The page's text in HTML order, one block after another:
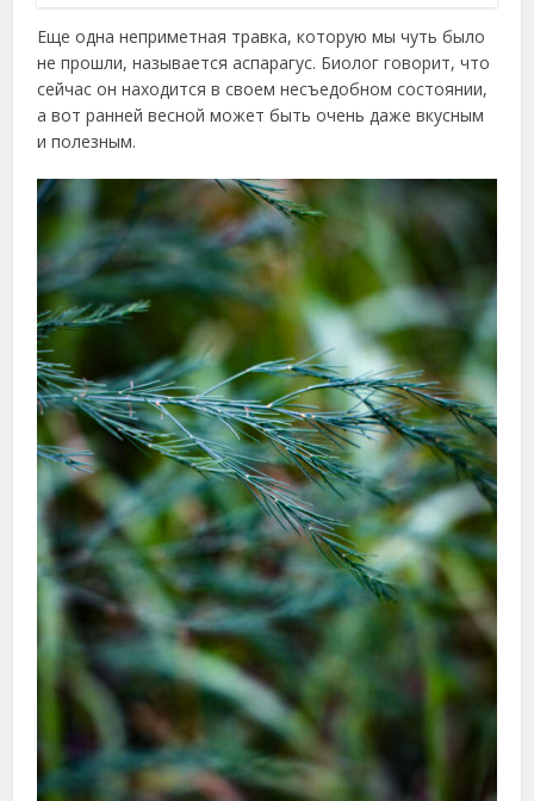
Еще одна неприметная травка, которую мы чуть было
не прошли, называется аспарагус. Биолог говорит, что
сейчас он находится в своем несъедобном состоянии,
а вот ранней весной может быть очень даже вкусным
и полезным.